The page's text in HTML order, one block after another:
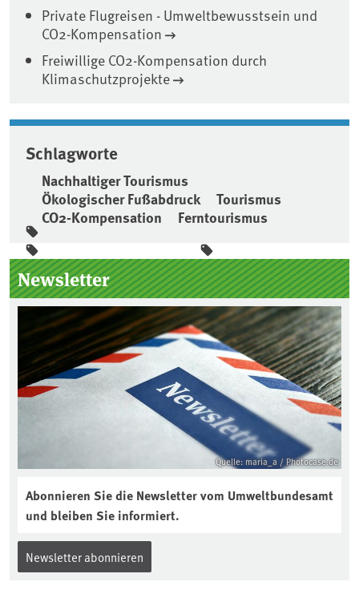
Private Flugreisen - Umweltbewusstsein und
CO2-Kompensation
Freiwillige CO2-Kompensation durch
Klimaschutzprojekte
Schlagworte
Nachhaltiger Tourismus
Ökologischer Fußabdruck
Tourismus
CO2-Kompensation
Ferntourismus
Seitenleiste
Newsletter
Quelle: maria_a / Photocase.de
Abonnieren Sie die Newsletter vom Umweltbundesamt
und bleiben Sie informiert.
Newsletter abonnieren